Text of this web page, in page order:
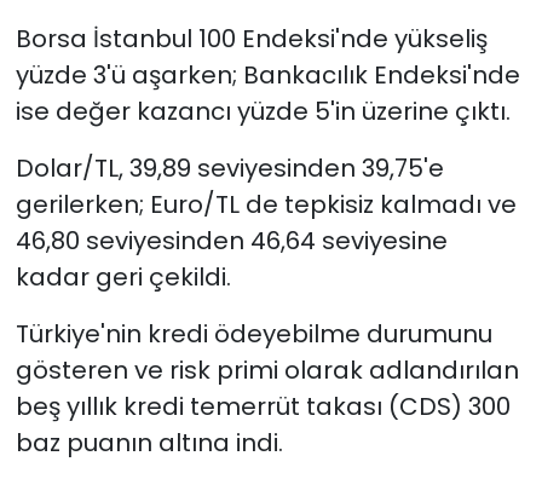
Borsa İstanbul 100 Endeksi'nde yükseliş
yüzde 3'ü aşarken; Bankacılık Endeksi'nde
ise değer kazancı yüzde 5'in üzerine çıktı.
Dolar/TL, 39,89 seviyesinden 39,75'e
gerilerken; Euro/TL de tepkisiz kalmadı ve
46,80 seviyesinden 46,64 seviyesine
kadar geri çekildi.
Türkiye'nin kredi ödeyebilme durumunu
gösteren ve risk primi olarak adlandırılan
beş yıllık kredi temerrüt takası (CDS) 300
baz puanın altına indi.